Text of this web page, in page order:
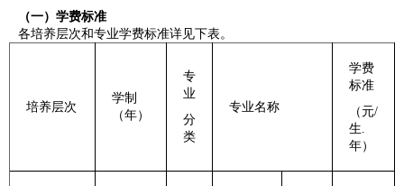
（一）学费标准
各培养层次和专业学费标准详见下表。
培养层次
学制
（年）
专
业
分
类
专业名称
学费
标准
（元/
生.
年）